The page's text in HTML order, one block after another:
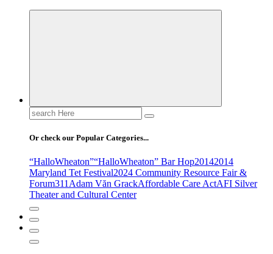
Search
for:
Or check our Popular Categories...
“HalloWheaton”“HalloWheaton” Bar Hop20142014
Maryland Tet Festival2024 Community Resource Fair &
Forum311 Adam Văn GrackAffordable Care ActAFI Silver
Theater and Cultural Center